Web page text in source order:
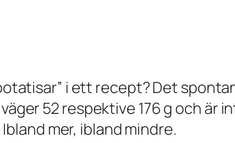
i ett recept? Det
52 respektive 176 g och är
mer, ibland mindre.